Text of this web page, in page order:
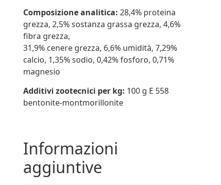
Composizione analitica: 28,4% proteina
grezza, 2,5% sostanza grassa grezza, 4,6%
fibra grezza,
31,9% cenere grezza, 6,6% umidità, 7,29%
calcio, 1,35% sodio, 0,42% fosforo, 0,71%
magnesio
Additivi zootecnici per kg: 100 g E 558
bentonite-montmorillonite
Informazioni
aggiuntive